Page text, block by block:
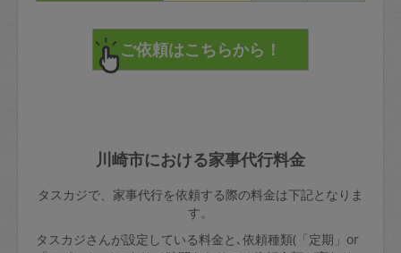
川崎市における家事代行料金
タスカジで、家事代行を依頼する際の料金は下記となりま
す。
タスカジさんが設定している料金と､依頼種類(「定期」or